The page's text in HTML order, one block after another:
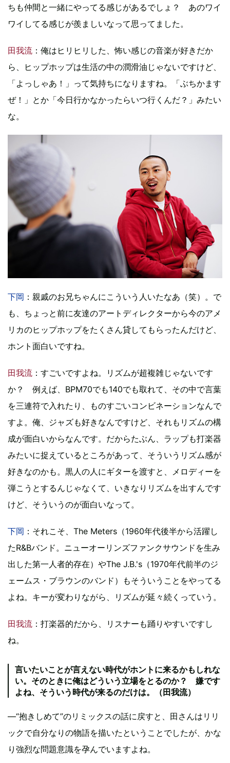
ちも仲間と一緒にやってる感じがあるでしょ？ あのワイ
ワイしてる感じが羨ましいなって思ってました。
田我流 ：俺はヒリヒリした、怖い感じの音楽が好きだか
ら、ヒップホップは生活の中の潤滑油じゃないですけど、
「よっしゃあ！」って気持ちになりますね。「ぶちかます
ぜ！」とか「今日行かなかったらいつ行くんだ？」みたい
な。
下岡 ：親戚のお兄ちゃんにこういう人いたなあ（笑）。で
も、ちょっと前に友達のアートディレクターから今のアメ
リカのヒップホップをたくさん貸してもらったんだけど、
ホント面白いですね。
田我流 ：すごいですよね。リズムが超複雑じゃないです
か？ 例えば、BPM70でも140でも取れて、その中で言葉
を三連符で入れたり、ものすごいコンビネーションなんで
すよ。俺、ジャズも好きなんですけど、それもリズムの構
成が面白いからなんです。だからたぶん、ラップも打楽器
みたいに捉えているところがあって、そういうリズム感が
好きなのかも。黒人の人にギターを渡すと、メロディーを
弾こうとするんじゃなくて、いきなりリズムを出すんです
けど、そういうのが面白いなって。
下岡 ：それこそ、The Meters（1960年代後半から活躍し
たR&Bバンド。ニューオーリンズファンクサウンドを生み
出した第一人者的存在）やThe J.B.'s（1970年代前半のジ
ェームス・ブラウンのバンド）もそういうことをやってる
よね。キーが変わりながら、リズムが延々続くっていう。
田我流 ：打楽器的だから、リスナーも踊りやすいですし
ね。
言いたいことが言えない時代がホントに来るかもしれな
い。そのときに俺はどういう立場をとるのか？ 嫌です
よね、そういう時代が来るのだけは。（田我流）
―“抱きしめて”のリミックスの話に戻すと、田さんはリリ
ックで自分なりの物語を描いたということでしたが、かな
り強烈な問題意識を孕んでいますよね。